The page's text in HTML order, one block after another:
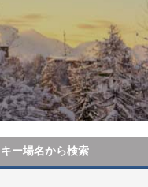
キー場名から検索